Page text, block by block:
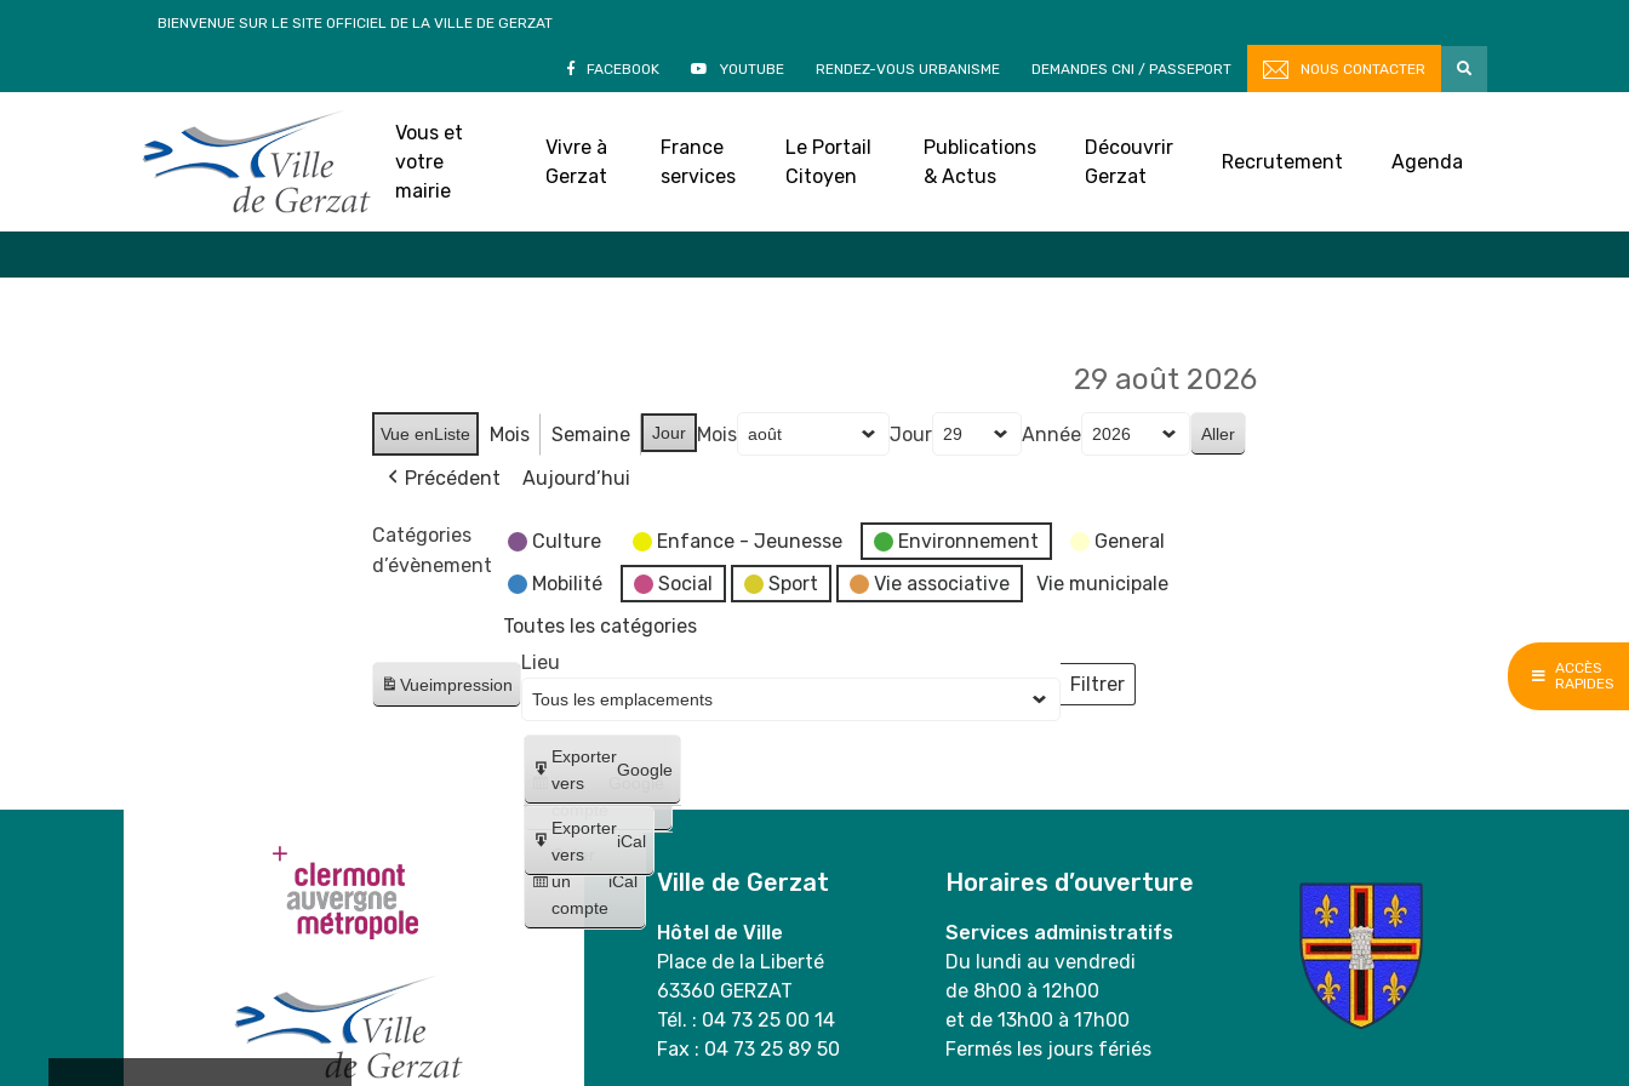
ACCÈS
RAPIDES
BIENVENUE SUR LE SITE OFFICIEL DE LA VILLE DE GERZAT
FACEBOOK YOUTUBE RENDEZ-VOUS URBANISME DEMANDES CNI / PASSEPORT NOUS CONTACTER
Vous et
votre
mairie
Vivre à
Gerzat
France
services
Le Portail
Citoyen
Publications
& Actus
Découvrir
Gerzat
Recrutement Agenda
Accueil»Agenda
29 août 2026
Vue enListe Mois Semaine Jour Mois Jour
Année
Précédent
Aujourd’hui
Catégories
d’évènement
Culture Enfance - Jeunesse Environnement
General
Mobilité
Social Sport Vie associative
Vie municipale
Toutes les catégories
Vueimpression
Créer
un
compte
Google
Créer
un
compte
iCal
Exporter
vers
Google
Exporter
vers
iCal
Lieu
Filtrer
Lieux
Ville de Gerzat
Hôtel de Ville
Place de la Liberté
63360 GERZAT
Tél. : 04 73 25 00 14
Fax : 04 73 25 89 50
Horaires d’ouverture
Services administratifs
Du lundi au vendredi
de 8h00 à 12h00
et de 13h00 à 17h00
Fermés les jours fériés